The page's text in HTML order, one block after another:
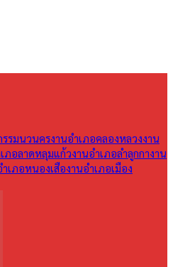
รมนวนครงานอำเภอคลองหลวงงาน
ภอลาดหลุมแก้วงานอำเภอลำลูกกางาน
เภอหนองเสืองานอำเภอเมือง